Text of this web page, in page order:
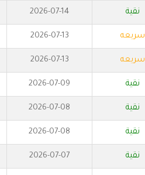
نقية 2026-07-14
سريعه 2026-07-13
سريعه 2026-07-13
نقية 2026-07-09
نقية 2026-07-08
نقية 2026-07-08
نقية 2026-07-07